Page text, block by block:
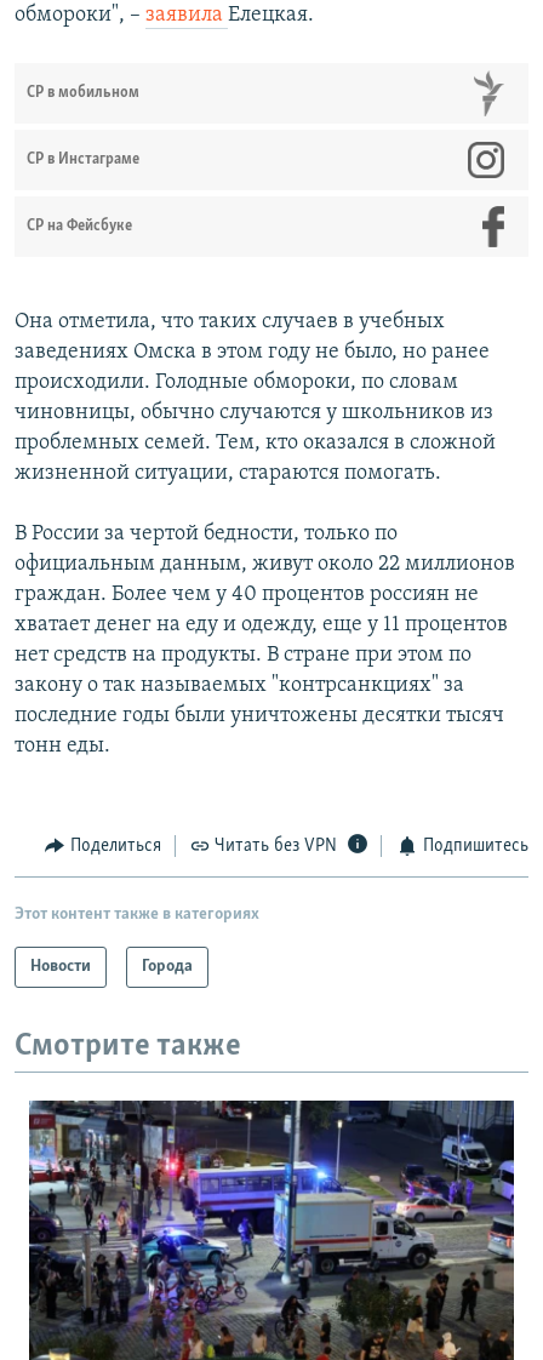
обмороки", – заявила Елецкая.
СР в мобильном
СР в Инстаграме
СР на Фейсбуке
Она отметила, что таких случаев в учебных
заведениях Омска в этом году не было, но ранее
происходили. Голодные обмороки, по словам
чиновницы, обычно случаются у школьников из
проблемных семей. Тем, кто оказался в сложной
жизненной ситуации, стараются помогать.
В России за чертой бедности, только по
официальным данным, живут около 22 миллионов
граждан. Более чем у 40 процентов россиян не
хватает денег на еду и одежду, еще у 11 процентов
нет средств на продукты. В стране при этом по
закону о так называемых "контрсанкциях" за
последние годы были уничтожены десятки тысяч
тонн еды.
Поделиться Читать без VPN Подпишитесь
Этот контент также в категориях
Новости Города
Смотрите также